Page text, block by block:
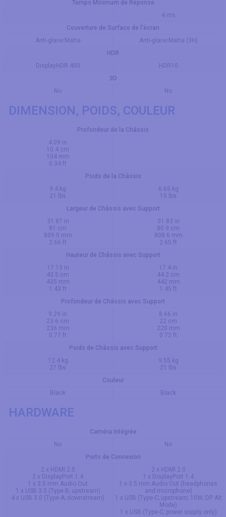
Temps Minimum de Réponse
4 ms
Couverture de Surface de l'écran
Anti-glare/Matte
Anti-glare/Matte (3H)
HDR
DisplayHDR 400
HDR10
3D
No
No
DIMENSION, POIDS, COULEUR
Profondeur de la Châssis
4.09 in
10.4 cm
104 mm
0.34 ft
Poids de la Châssis
9.4 kg
21 lbs
6.65 kg
15 lbs
Largeur de Châssis avec Support
31.87 in
81 cm
809.5 mm
2.66 ft
31.83 in
80.9 cm
808.6 mm
2.65 ft
Hauteur de Châssis avec Support
17.13 in
43.5 cm
435 mm
1.43 ft
17.4 in
44.2 cm
442 mm
1.45 ft
Profondeur de Châssis avec Support
9.29 in
23.6 cm
236 mm
0.77 ft
8.66 in
22 cm
220 mm
0.72 ft
Poids de Châssis avec Support
12.4 kg
27 lbs
9.55 kg
21 lbs
Couleur
Black
Black
HARDWARE
Caméra Intégrée
No
No
Ports de Connexion
2 x HDMI 2.0
2 x DisplayPort 1.4
1 x 3.5 mm Audio Out
1 x USB 3.0 (Type-B; upstream)
4 x USB 3.0 (Type-A; downstream)
2 x HDMI 2.0
1 x DisplayPort 1.4
1 x 3.5 mm Audio Out (headphones
and microphone)
1 x USB (Type-C; upstream; 10W; DP Alt
Mode)
1 x USB (Type-C; power supply only)